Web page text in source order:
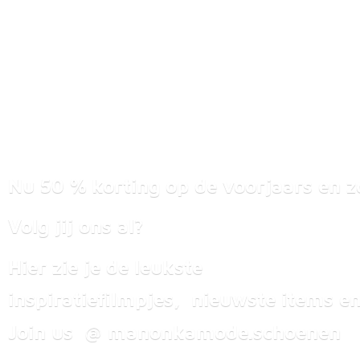
Nu 50 % korting op de voorjaars en
Volg jij ons al?
Hier zie je de leukste
inspiratiefilmpjes, nieuwste items
Join us @ manonkamode.schoenen